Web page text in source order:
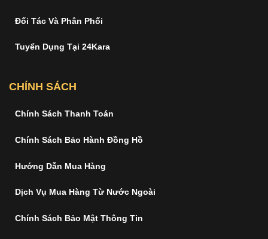
Đối Tác Và Phân Phối
Tuyển Dụng Tại 24Kara
CHÍNH SÁCH
Chính Sách Thanh Toán
Chính Sách Bảo Hành Đồng Hồ
Hướng Dẫn Mua Hàng
Dịch Vụ Mua Hàng Từ Nước Ngoài
Chính Sách Bảo Mật Thông Tin